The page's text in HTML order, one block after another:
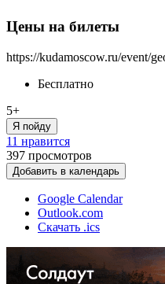
Цены на билеты
https://kudamoscow.ru/event/
Бесплатно
5+
Я пойду
11 нравится
397 просмотров
Добавить в календарь
Google Calendar
Outlook.com
Скачать .ics